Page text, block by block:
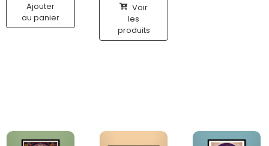
Ajouter
au panier
Voir
les
produits